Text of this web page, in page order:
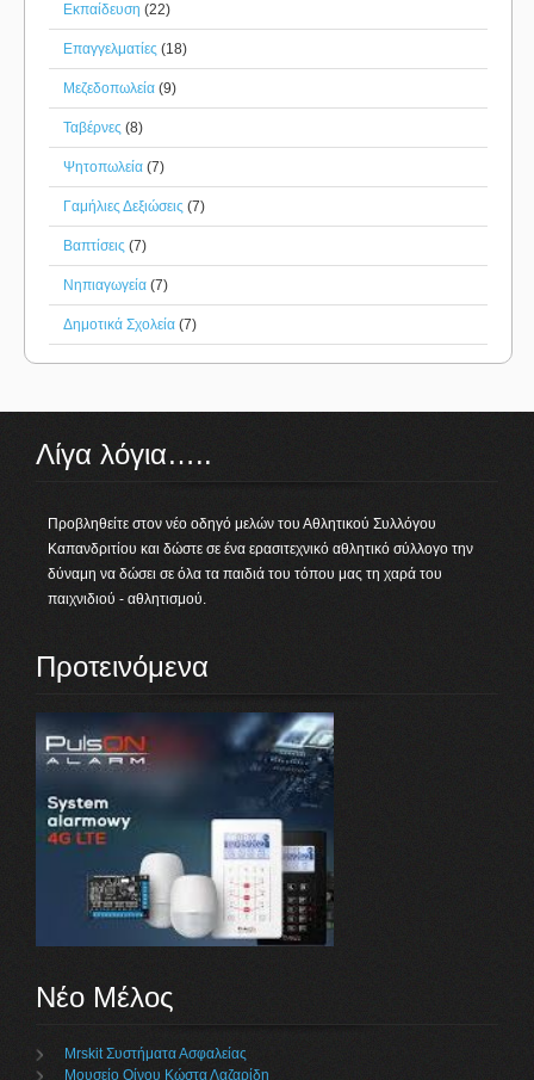
Εκπαίδευση (22)
Επαγγελματίες (18)
Μεζεδοπωλεία (9)
Ταβέρνες (8)
Ψητοπωλεία (7)
Γαμήλιες Δεξιώσεις (7)
Βαπτίσεις (7)
Νηπιαγωγεία (7)
Δημοτικά Σχολεία (7)
Λίγα λόγια…..
Προβληθείτε στον νέο οδηγό μελών του Αθλητικού Συλλόγου
Καπανδριτίου και δώστε σε ένα ερασιτεχνικό αθλητικό σύλλογο την
δύναμη να δώσει σε όλα τα παιδιά του τόπου μας τη χαρά του
παιχνιδιού - αθλητισμού.
Προτεινόμενα
Νέο Μέλος
Mrskit Συστήματα Ασφαλείας
Μουσείο Οίνου Κώστα Λαζαρίδη